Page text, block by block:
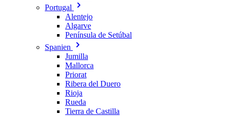
Portugal
Alentejo
Algarve
Península de Setúbal
Spanien
Jumilla
Mallorca
Priorat
Ribera del Duero
Rioja
Rueda
Tierra de Castilla